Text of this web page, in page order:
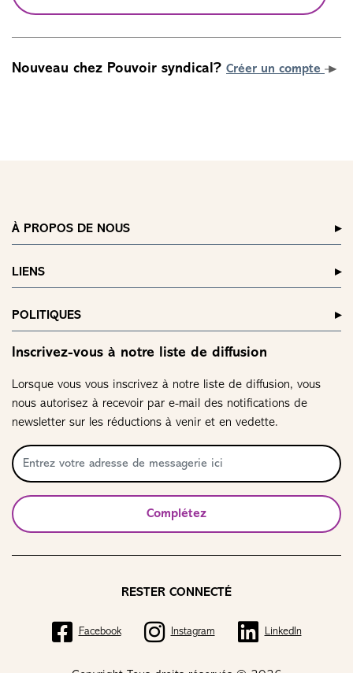
Nouveau chez Pouvoir syndical? Créer un compte
À PROPOS DE NOUS
LIENS
POLITIQUES
Inscrivez-vous à notre liste de diffusion
Lorsque vous vous inscrivez à notre liste de diffusion, vous
nous autorisez à recevoir par e-mail des notifications de
newsletter sur les réductions à venir et en vedette.
Complétez
RESTER CONNECTÉ
Facebook Instagram LinkedIn